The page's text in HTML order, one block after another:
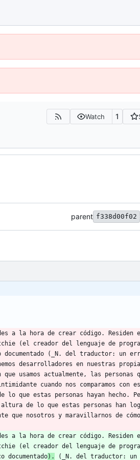
Watch 1
parent f338d00f02
a la hora de crear código. Residen
(el creador del lenguaje de
(_N. del traductor: un
desarrolladores en nuestras
usamos actualmente, las personas
cuando nos comparamos con
que estas personas hayan hecho.
de lo que estas personas han
que nosotros y maravillarnos de
a la hora de crear código. Residen
(el creador del lenguaje de
). (_N. del traductor: un